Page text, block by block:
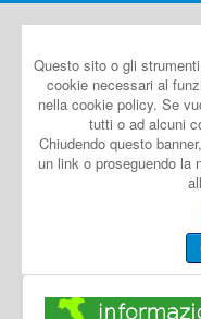
Questo sito o gli
cookie necessari al
nella cookie policy. Se
tutti o ad alcuni
Chiudendo questo
un link o proseguendo la